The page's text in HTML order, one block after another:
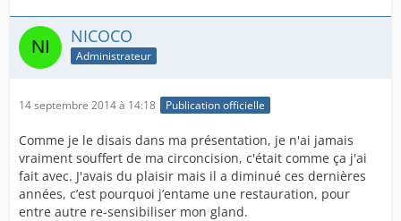
NICOCO
Administrateur
14 septembre 2014 à 14:18 Publication officielle
Comme je le disais dans ma présentation, je n'ai jamais
vraiment souffert de ma circoncision, c'était comme ça j'ai
fait avec. J'avais du plaisir mais il a diminué ces dernières
années, c’est pourquoi j’entame une restauration, pour
entre autre re-sensibiliser mon gland.